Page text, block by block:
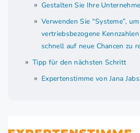
Gestalten Sie Ihre
Verwenden Sie “Systeme”, um
vertriebsbezogene
schnell auf neue Chancen zu
Tipp für den nächsten Schritt
Expertenstimme von Jana Jabs